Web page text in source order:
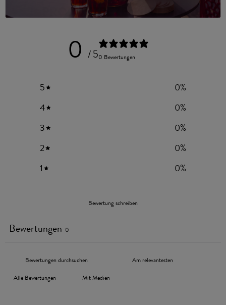
PRODUKTREZENSIONEN
0 / 50 Bewertungen
5 0%
4
0%
3
0%
2
0%
1
0%
Bewertung schreiben
Bewertungen 0
Mit Medien